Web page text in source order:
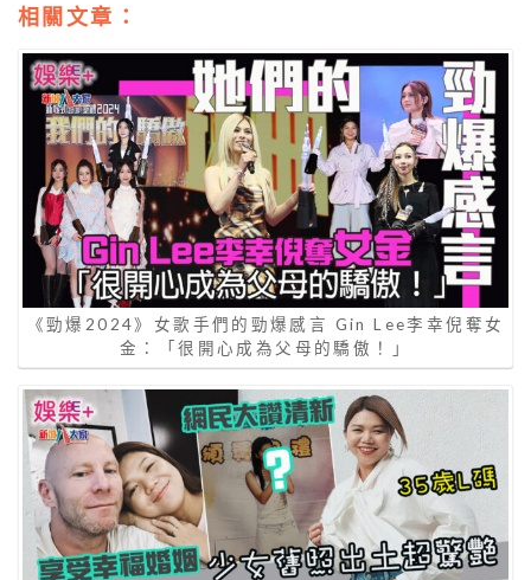
相關文章：
《勁爆2024》女歌手們的勁爆感言 Gin Lee李幸倪奪女
金：「很開心成為父母的驕傲！」